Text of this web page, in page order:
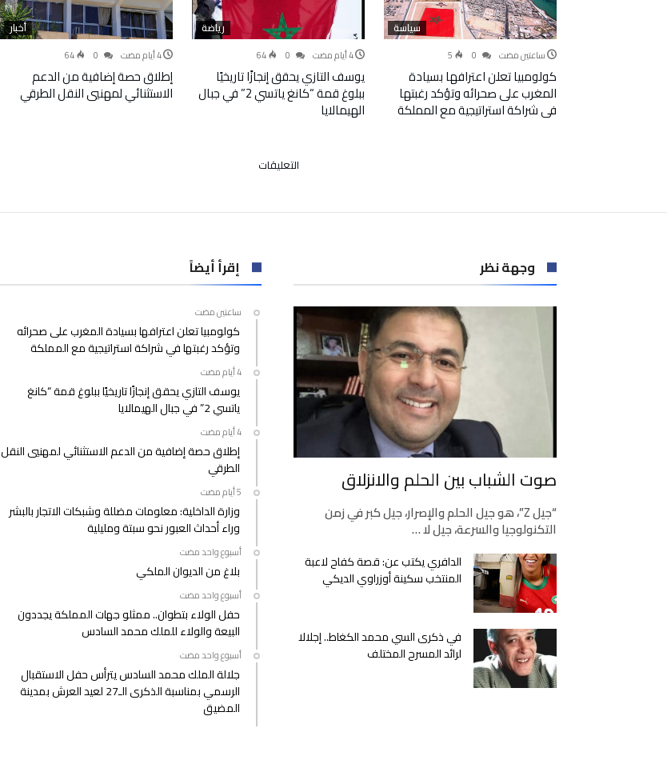
سياسة
‫‫‫‏‫ساعتين مضت‬ 5
كولومبيا تعلن اعترافها بسيادة
المغرب على صحرائه وتؤكد رغبتها
في شراكة استراتيجية مع المملكة
رياضة
64
يوسف التازي يحقق إنجازًا تاريخيًا
ببلوغ قمة “كانغ ياتسي 2” في جبال
الهيمالايا
أخبار
64
إطلاق حصة إضافية من الدعم
الاستثنائي لمهنيي النقل الطرقي
التعليقات
مرشد
رخصة
عنف
أجنبية
مغلقة
وجهة نظر
صوت الشباب بين الحلم والانزلاق
“جيل Z”، هو جيل الحلم والإصرار، جيل كبر في زمن
التكنولوجيا والسرعة، جيل لا …
الدافري يكتب عن: قصة كفاح لاعبة
المنتخب سكينة أوزراوي الديكي
في ذكرى السي محمد الكغاط.. إجلالا
لرائد المسرح المختلف
إقرأ أيضاً
‫‫‫‏‫ساعتين مضت‬
كولومبيا تعلن اعترافها بسيادة المغرب على صحرائه
وتؤكد رغبتها في شراكة استراتيجية مع المملكة
‫‫‫‏‫4 أيام مضت‬
يوسف التازي يحقق إنجازًا تاريخيًا ببلوغ قمة “كانغ
ياتسي 2” في جبال الهيمالايا
‫‫‫‏‫4 أيام مضت‬
إطلاق حصة إضافية من الدعم الاستثنائي لمهنيي النقل
الطرقي
وزارة الداخلية: معلومات مضللة وشبكات الاتجار بالبشر
وراء أحداث العبور نحو سبتة ومليلية
‫‫‫‏‫أسبوع واحد مضت‬
بلاغ من الديوان الملكي
‫‫‫‏‫أسبوع واحد مضت‬
حفل الولاء بتطوان.. ممثلو جهات المملكة يجددون
البيعة والولاء للملك محمد السادس
‫‫‫‏‫أسبوع واحد مضت‬
جلالة الملك محمد السادس يترأس حفل الاستقبال
الرسمي بمناسبة الذكرى الـ27 لعيد العرش بمدينة
المضيق